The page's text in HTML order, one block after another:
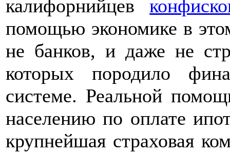
калифорнийцев
помощью экономике в
не банков, и даже не
которых породило
системе. Реальной
населению по оплате
крупнейшая страховая